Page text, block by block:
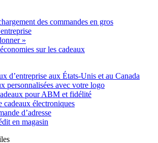
des commandes en gros
»
sur les cadeaux
d’entreprise aux États-Unis et au Canada
personnalisées avec votre logo
pour ABM et fidélité
cadeaux électroniques
d’adresse
en magasin